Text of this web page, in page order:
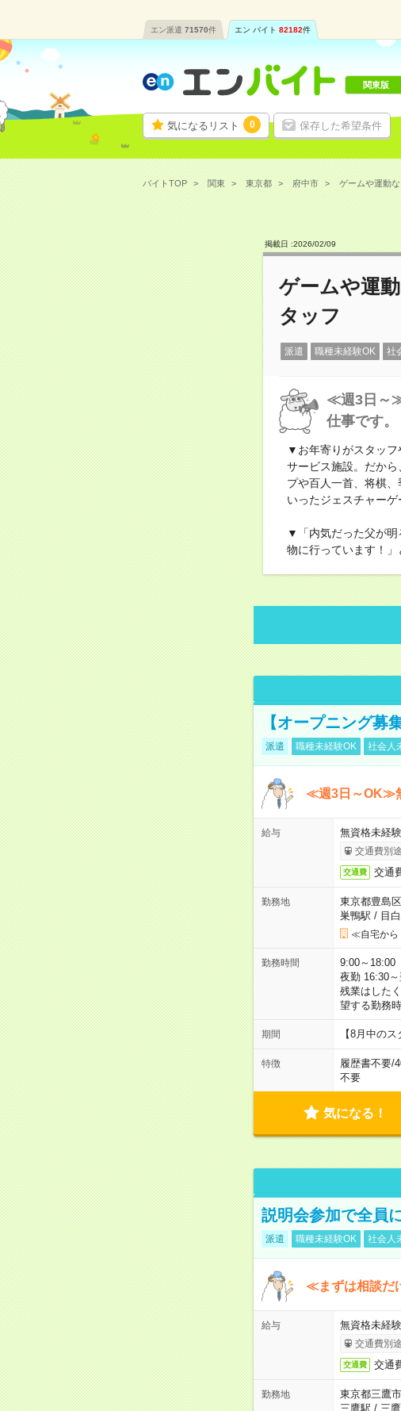
エン派遣 71570件 エン バイト 82182件
気になるリスト 0 保存した希望条件
関東版
バイトTOP 関東 東京都 府中市 ゲームや運動
掲載日 :2026/02/09
ゲームや運
タッフ
派遣 職種未経験OK 社
≪週3日～≫
仕事です。
▼お年寄りがスタッフ
サービス施設。だか
プや百人一首、将棋
いったジェスチャー
▼「内気だった父が明
物に行っています！」
【オープニング募
派遣 職種未経験OK 社会人
≪週3日～OK≫
給与 無資格未経
交通費別
交通費 交通
勤務地
東京都豊島区
巣鴨駅 / 目
≪自宅から
勤務時間
9:00～18:00
夜勤 16:30
残業はした
望する勤務
期間 【8月中の
特徴 履歴書不要/
不要
気になる！
説明会参加で全員
派遣 職種未経験OK 社会人
≪まずは相談だ
給与 無資格未経
交通費別
交通費 交通
勤務地
東京都三鷹市
三鷹駅 / 三